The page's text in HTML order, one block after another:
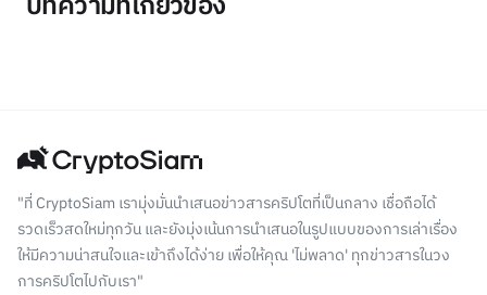
"ที่ CryptoSiam เรามุ่งมั่นนำเสนอข่าวสารคริปโตที่เป็นกลาง เชื่อถือได้
รวดเร็วสดใหม่ทุกวัน และยังมุ่งเน้นการนำเสนอในรูปแบบของการเล่าเรื่อง
ให้มีความน่าสนใจและเข้าถึงได้ง่าย เพื่อให้คุณ 'ไม่พลาด' ทุกข่าวสารในวง
การคริปโตไปกับเรา"